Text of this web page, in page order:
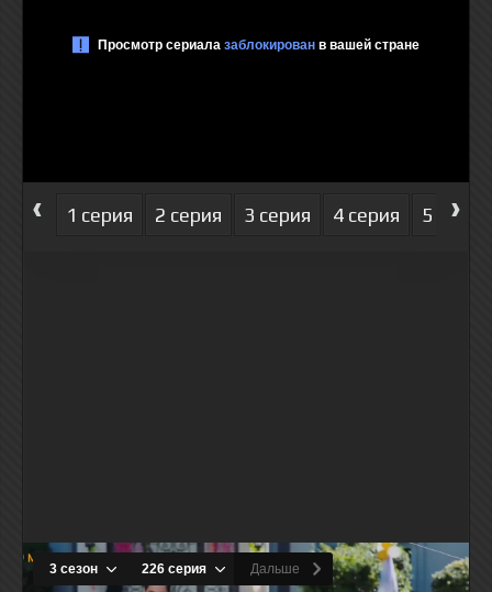
‹ 1 серия 2 серия 3 серия 4 серия 5 серия
›